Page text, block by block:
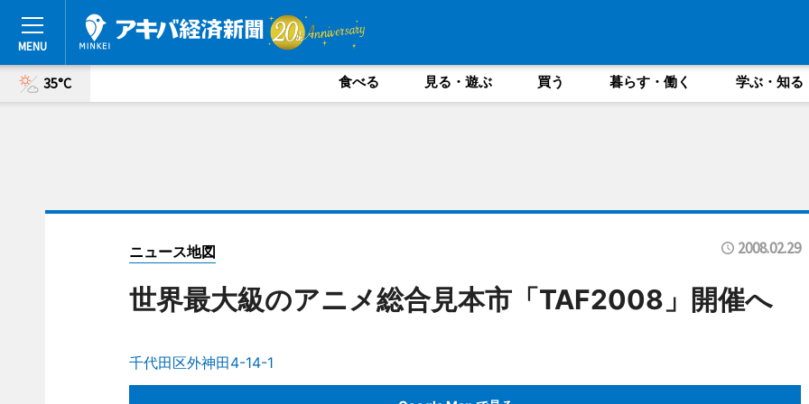
35°C 食べる 見る・遊ぶ 買う 暮らす・働く 学ぶ・知る
ニュース地図 2008.02.29
世界最大級のアニメ総合見本市「TAF2008」開催へ
千代田区外神田4-14-1